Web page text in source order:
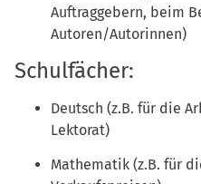
Auftraggebern, beim
Autoren/Autorinnen)
Schulfächer:
Deutsch (z.B. für die
Lektorat)
Mathematik (z.B. für